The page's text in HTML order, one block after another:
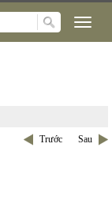
Trước Sau